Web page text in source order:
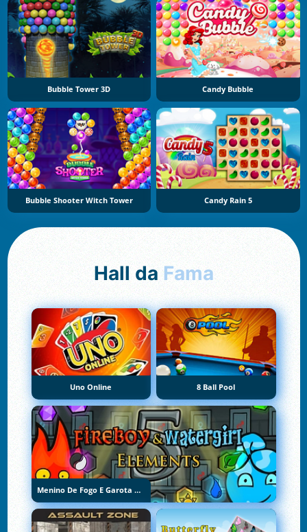
Bubble Tower 3D Candy Bubble
Bubble Shooter Witch Tower Candy Rain 5
Hall da Fama
Uno Online 8 Ball Pool
Menino De Fogo E Garota De Água 5: Elementos